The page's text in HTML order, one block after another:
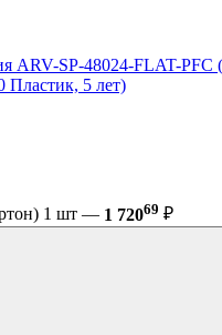
ARV-SP-48024-FLAT-PFC
Пластик, 5 лет)
1 шт — 1 72069 ₽